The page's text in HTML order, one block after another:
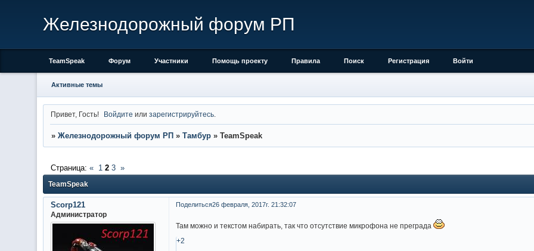
Железнодорожный форум РП
TeamSpeak Форум Участники Помощь проекту Правила Поиск Регистрация Войти
Активные темы
Привет, Гость! Войдите илизарегистрируйтесь
» Железнодорожный форум РП » Тамбур » TeamSpeak
TeamSpeak
Страница: « 1 2 3 »
Поделиться26 февраля, 2017г. 21:32:07
Scorp121
Администратор
Там можно и текстом набирать, так что отсутствие микрофона не преграда
+2